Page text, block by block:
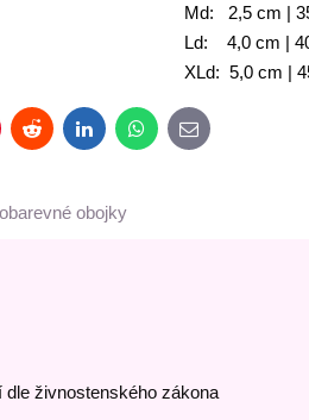
Md: 2,5 cm |
Ld: 4,0 cm |
XLd: 5,0 cm |
Reddit LinkedInWhatsApp
E-
mail
obojky
živnostenského zákona